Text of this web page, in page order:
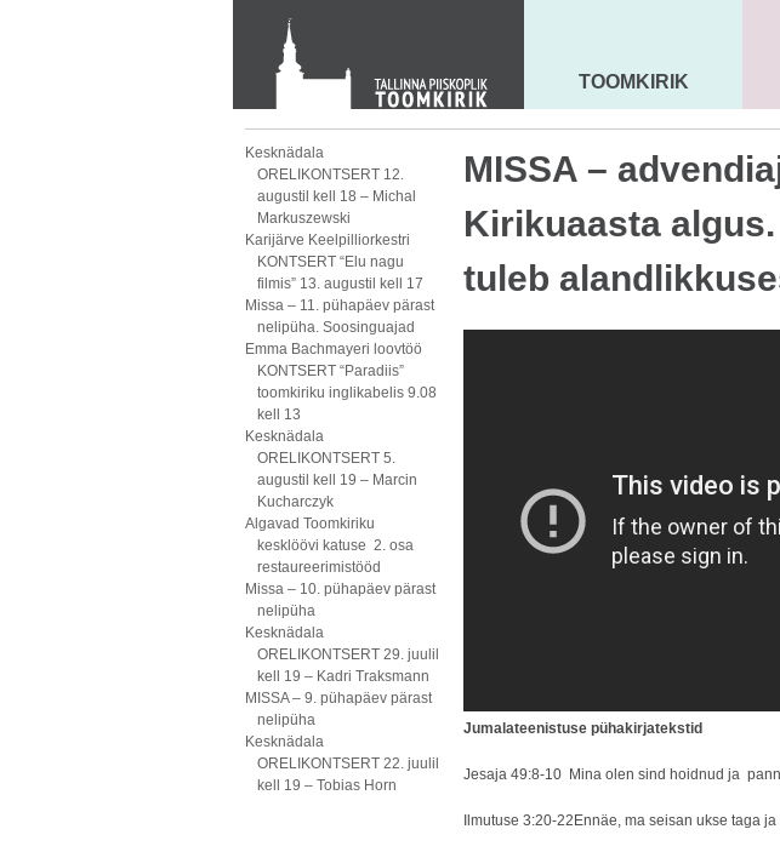
Toom-Kooli 6, 10130 TALLINN
tallinna.toom
+372 644 4140
MAARJA KIRIK
TOOMKIRIK
Kesknädala
ORELIKONTSERT 12.
augustil kell 18 – Michal
Markuszewski
Karijärve Keelpilliorkestri
KONTSERT “Elu nagu
filmis” 13. augustil kell 17
Missa – 11. pühapäev pärast
nelipüha. Soosinguajad
Emma Bachmayeri loovtöö
KONTSERT “Paradiis”
toomkiriku inglikabelis 9.08
kell 13
Kesknädala
ORELIKONTSERT 5.
augustil kell 19 – Marcin
Kucharczyk
Algavad Toomkiriku
kesklöövi katuse 2. osa
restaureerimistööd
Missa – 10. pühapäev pärast
nelipüha
Kesknädala
ORELIKONTSERT 29. juulil
kell 19 – Kadri Traksmann
MISSA – 9. pühapäev pärast
nelipüha
Kesknädala
ORELIKONTSERT 22. juulil
kell 19 – Tobias Horn
MISSA –
Kirikuaasta
tuleb
Jumalateenistuse pühakirjatekstid
Jesaja 49:8-10 Mina olen sind hoidnud ja
Ilmutuse 3:20-22Ennäe, ma seisan ukse taga